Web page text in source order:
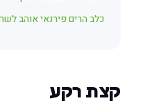
כלב הרים פירנאי אוהב
קצת רקע